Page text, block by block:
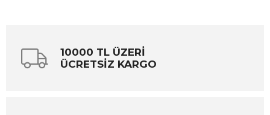
10000 TL ÜZERİ
ÜCRETSİZ KARGO